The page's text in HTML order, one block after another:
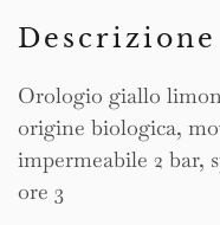
Descrizione
Orologio giallo
origine biologica,
impermeabile 2 bar,
ore 3